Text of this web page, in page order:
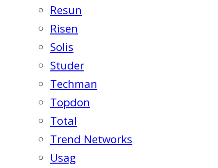
Resun
Risen
Solis
Studer
Techman
Topdon
Total
Trend Networks
Usag